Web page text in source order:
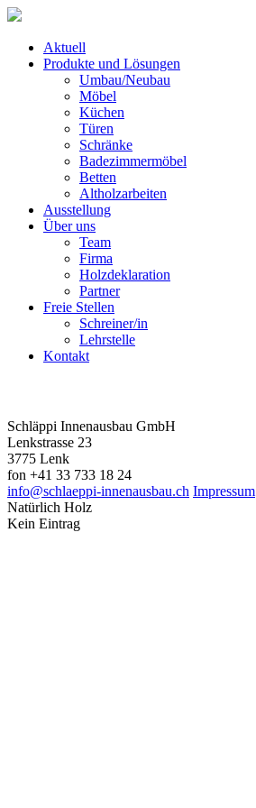
Aktuell
Produkte und Lösungen
Umbau/Neubau
Möbel
Küchen
Türen
Schränke
Badezimmermöbel
Betten
Altholzarbeiten
Ausstellung
Über uns
Team
Firma
Holzdeklaration
Partner
Freie Stellen
Schreiner/in
Lehrstelle
Kontakt
Schläppi Innenausbau GmbH
Lenkstrasse 23
3775 Lenk
fon +41 33 733 18 24
info@schlaeppi-innenausbau.ch Impressum
Natürlich Holz
Kein Eintrag